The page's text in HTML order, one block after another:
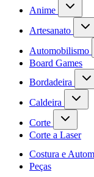
Anime
Artesanato
Automobilismo
Board Games
Bordadeira
Caldeira
Corte
Corte a Laser
Costura e
Peças